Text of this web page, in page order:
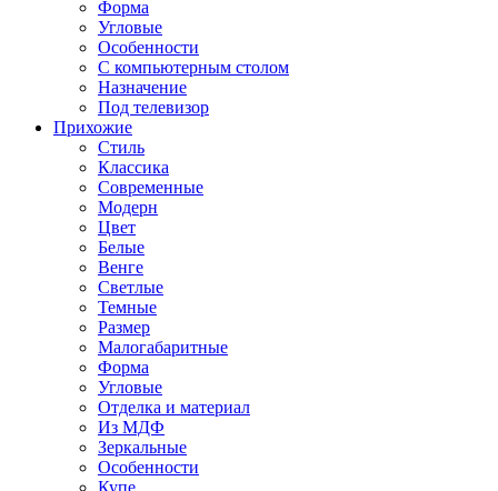
Форма
Угловые
Особенности
С компьютерным столом
Назначение
Под телевизор
Прихожие
Стиль
Классика
Современные
Модерн
Цвет
Белые
Венге
Светлые
Темные
Размер
Малогабаритные
Форма
Угловые
Отделка и материал
Из МДФ
Зеркальные
Особенности
Купе